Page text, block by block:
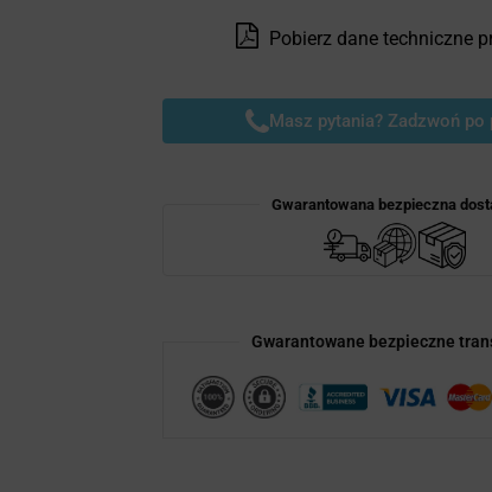
Pobierz dane techniczne
Masz pytania? Zadzwoń po
Gwarantowana bezpieczna
Gwarantowane bezpieczne